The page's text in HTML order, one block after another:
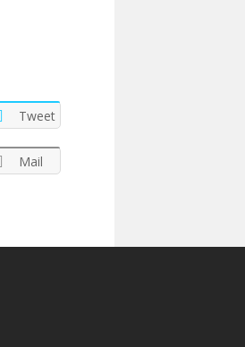
Tweet
Mail